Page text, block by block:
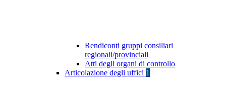
Rendiconti gruppi consiliari
regionali/provinciali
Atti degli organi di controllo
Articolazione degli uffici 1